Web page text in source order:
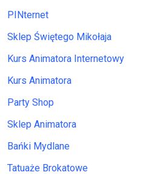
PINternet
Sklep Świętego Mikołaja
Kurs Animatora Internetowy
Kurs Animatora
Party Shop
Sklep Animatora
Bańki Mydlane
Tatuaże Brokatowe